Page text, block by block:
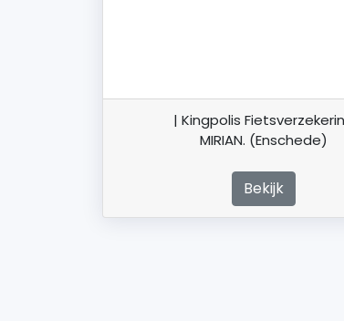
| Kingpolis
MIRIAN. (Enschede)
Bekijk